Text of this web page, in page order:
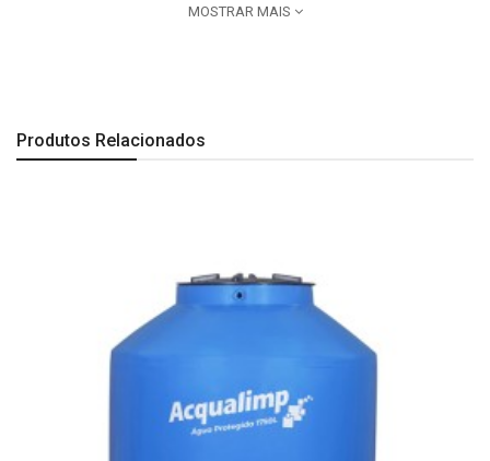
MOSTRAR MAIS
Produtos Relacionados